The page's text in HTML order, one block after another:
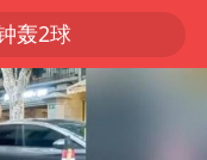
轰2球
箱上涨近百元
格150.80元/股